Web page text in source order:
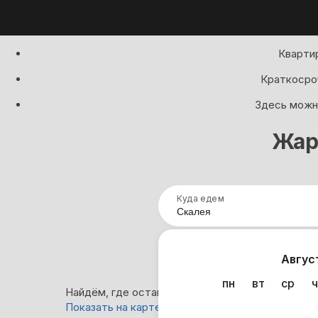
Здесь
Куда едем
пн
вт ср
Найдём, где остановиться в Скалее: 0 вариантов
Показать на карте